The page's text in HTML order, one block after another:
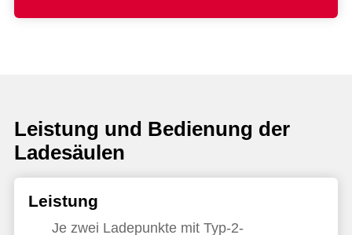
Leistung und Bedienung der
Ladesäulen
Leistung
Je zwei Ladepunkte mit Typ-2-